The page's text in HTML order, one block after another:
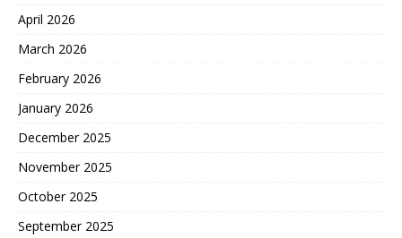
April 2026
March 2026
February 2026
January 2026
December 2025
November 2025
October 2025
September 2025